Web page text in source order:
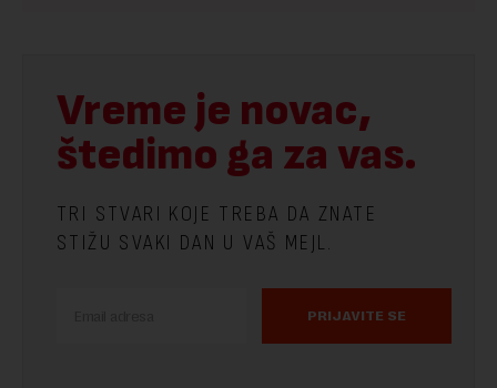
Vreme je novac,
štedimo ga za vas.
TRI STVARI KOJE TREBA DA ZNATE
STIŽU SVAKI DAN U VAŠ MEJL.
PRIJAVITE SE